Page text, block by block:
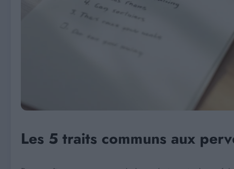
Les 5 traits communs aux